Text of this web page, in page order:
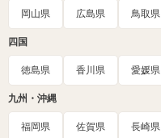
岡山県 広島県 鳥取県
四国
徳島県 香川県 愛媛県
九州・沖縄
福岡県 佐賀県 長崎県